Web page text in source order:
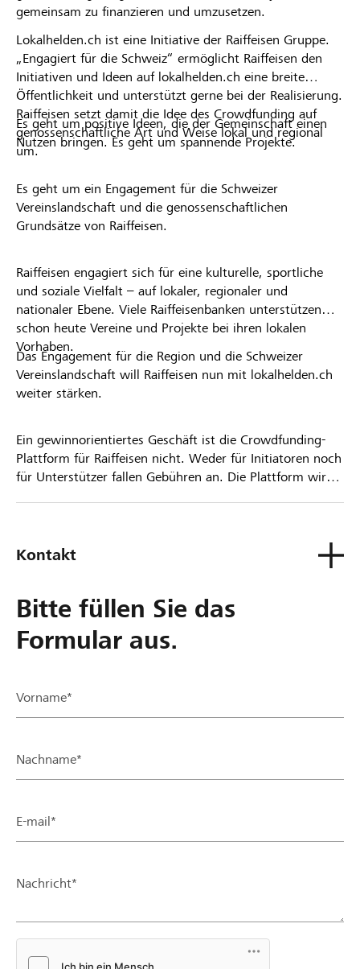
gemeinsam zu finanzieren und umzusetzen.
Lokalhelden.ch ist eine Initiative der Raiffeisen Gruppe.
„Engagiert für die Schweiz“ ermöglicht Raiffeisen den
Initiativen und Ideen auf lokalhelden.ch eine breite
Öffentlichkeit und unterstützt gerne bei der Realisierung.
Raiffeisen setzt damit die Idee des Crowdfunding auf
genossenschaftliche Art und Weise lokal und regional
um.
Es geht um positive Ideen, die der Gemeinschaft einen
Nutzen bringen. Es geht um spannende Projekte.
Es geht um ein Engagement für die Schweizer
Vereinslandschaft und die genossenschaftlichen
Grundsätze von Raiffeisen.
Raiffeisen engagiert sich für eine kulturelle, sportliche
und soziale Vielfalt – auf lokaler, regionaler und
nationaler Ebene. Viele Raiffeisenbanken unterstützen
schon heute Vereine und Projekte bei ihren lokalen
Vorhaben.
Das Engagement für die Region und die Schweizer
Vereinslandschaft will Raiffeisen nun mit lokalhelden.ch
weiter stärken.
Ein gewinnorientiertes Geschäft ist die Crowdfunding-
Plattform für Raiffeisen nicht. Weder für Initiatoren noch
für Unterstützer fallen Gebühren an. Die Plattform wird
Kontakt
Bitte füllen Sie das
Formular aus.
Vorname*
Nachname*
E-mail*
Nachricht*